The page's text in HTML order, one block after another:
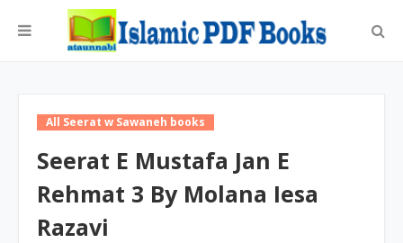
All Seerat w Sawaneh books
Seerat E Mustafa Jan E
Rehmat 3 By Molana Iesa
Razavi